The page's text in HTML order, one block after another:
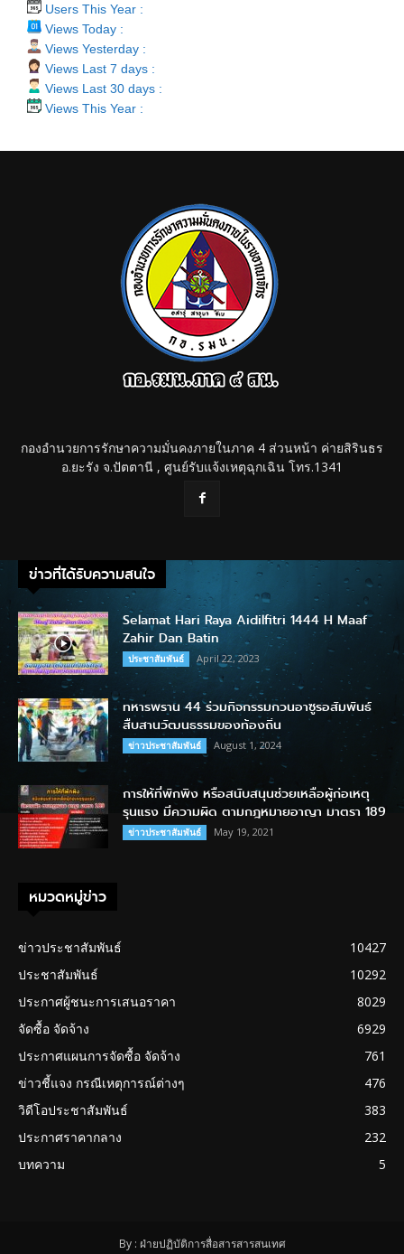
Users This Year :
Views Today :
Views Yesterday :
Views Last 7 days :
Views Last 30 days :
Views This Year :
กองอำนวยการรักษาความมั่นคงภายในภาค 4 ส่วนหน้า ค่ายสิรินธร
อ.ยะรัง จ.ปัตตานี , ศูนย์รับแจ้งเหตุฉุกเฉิน โทร.1341
ข่าวที่ได้รับความสนใจ
Selamat Hari Raya Aidilfitri 1444 H Maaf
Zahir Dan Batin
ประชาสัมพันธ์ April 22, 2023
ทหารพราน 44 ร่วมกิจกรรมกวนอาซูรอสัมพันธ์
สืบสานวัฒนธรรมของท้องถิ่น
ข่าวประชาสัมพันธ์ August 1, 2024
การให้ที่พักพิง หรือสนับสนุนช่วยเหลือผู้ก่อเหตุ
รุนแรง มีความผิด ตามกฎหมายอาญา มาตรา 189
ข่าวประชาสัมพันธ์ May 19, 2021
หมวดหมู่ข่าว
ข่าวประชาสัมพันธ์
10427
ประชาสัมพันธ์
10292
ประกาศผู้ชนะการเสนอราคา
8029
จัดซื้อ จัดจ้าง
6929
ประกาศแผนการจัดซื้อ จัดจ้าง
761
ข่าวชี้แจง กรณีเหตุการณ์ต่างๆ
476
วิดีโอประชาสัมพันธ์
383
ประกาศราคากลาง
232
บทความ
5
By : ฝ่ายปฏิบัติการสื่อสารสารสนเทศ